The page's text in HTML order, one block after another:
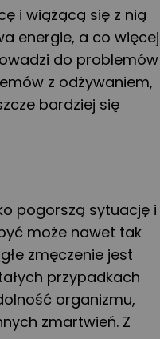
i wiążącą się z nią
energie, a co więcej
do problemów
z odżywaniem,
bardziej się
pogorszą sytuację i
może nawet tak
zmęczenie jest
przypadkach
organizmu,
zmartwień. Z